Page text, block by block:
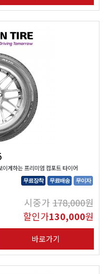
게하는 프리미엄 컴포트 타이어
무료장착 무료배송 무이자
시중가178,000원
할인가130,000원
바로가기